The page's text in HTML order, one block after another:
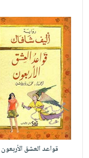
قواعد العشق الأربعون